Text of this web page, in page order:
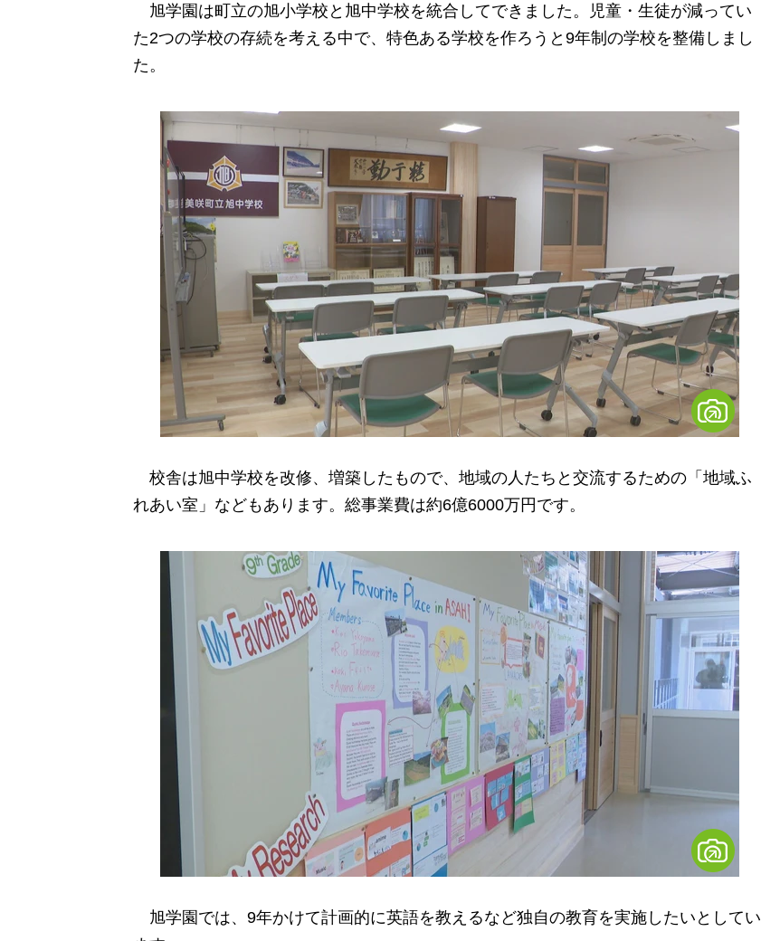
旭学園は町立の旭小学校と旭中学校を統合してできました。児童・生徒が減ってい
た2つの学校の存続を考える中で、特色ある学校を作ろうと9年制の学校を整備しまし
た。
校舎は旭中学校を改修、増築したもので、地域の人たちと交流するための「地域ふ
れあい室」などもあります。総事業費は約6億6000万円です。
旭学園では、9年かけて計画的に英語を教えるなど独自の教育を実施したいとしてい